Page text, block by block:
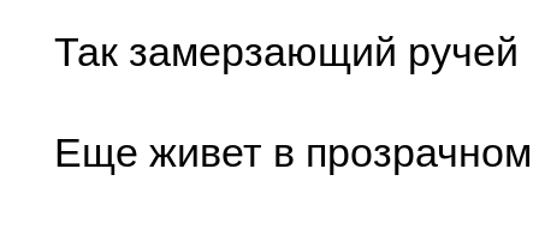
Так замерзающий ручей
Еще живет в прозрачном